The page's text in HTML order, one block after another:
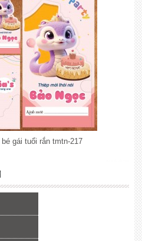
gái tuổi rắn tmtn-217